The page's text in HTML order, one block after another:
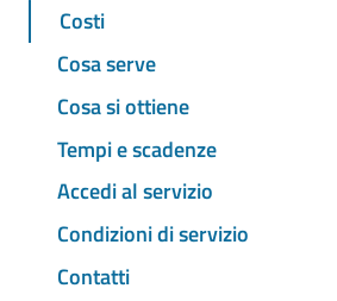
Costi
Cosa serve
Cosa si ottiene
Tempi e scadenze
Accedi al servizio
Condizioni di servizio
Contatti